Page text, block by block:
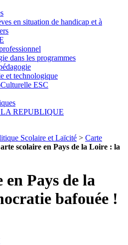
en situation de handicap et à
dans les programmes
et technologique
ESC
REPUBLIQUE
Scolaire et Laïcité > Carte
scolaire en Pays de la Loire : la
Pays de la
bafouée !